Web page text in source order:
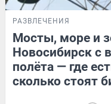
РАЗВЛЕЧЕНИЯ
Мосты, море и
Новосибирск с
полёта — где
сколько стоят